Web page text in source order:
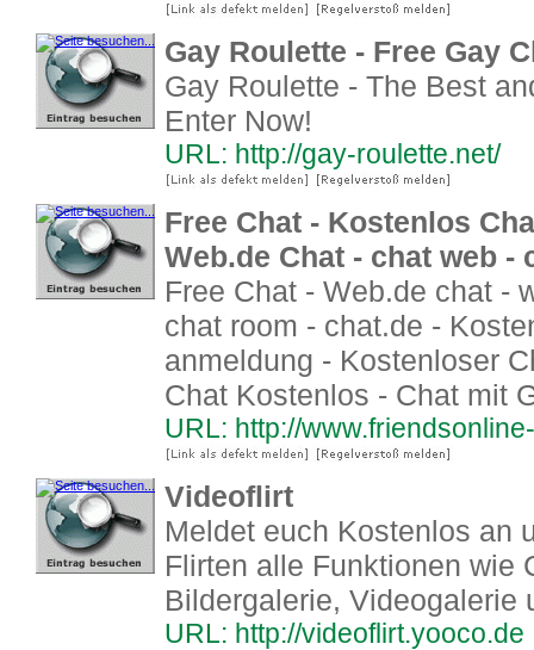
Gay Roulette - Free Gay
Gay Roulette - The Best
Enter Now!
URL: http://gay-roulette.net/
Free Chat - Kostenlos
Web.de Chat - chat web -
Free Chat - Web.de chat -
chat room - chat.de -
anmeldung - Kostenloser
Chat Kostenlos - Chat mit
URL: http://
Videoflirt
Meldet euch Kostenlos an
Flirten alle Funktionen wie
Bildergalerie, Videogalerie
URL: http://videoflirt.yooco.de